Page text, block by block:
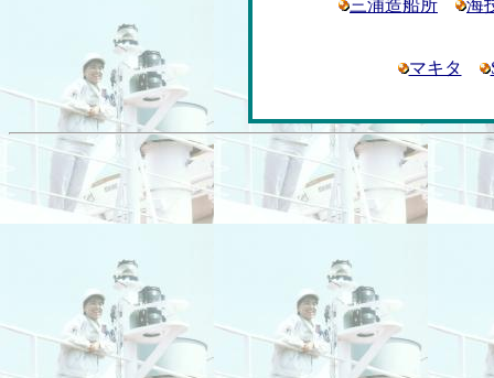
三浦造船所 海
マキタ